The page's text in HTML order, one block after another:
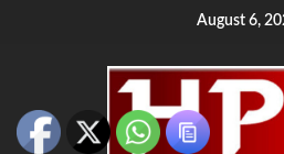
August 6,